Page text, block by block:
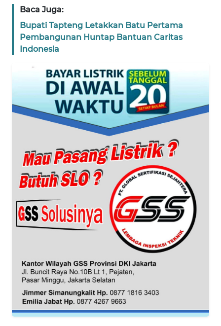
Baca Juga:
Bupati Tapteng Letakkan Batu Pertama
Pembangunan Huntap Bantuan Caritas
Indonesia
SUMUT
WN
JAKARTA
WN
BANTEN
NTT
WN
KEPRI
WN
PAPUA
PAPUA
BARAT
WN
RIAU